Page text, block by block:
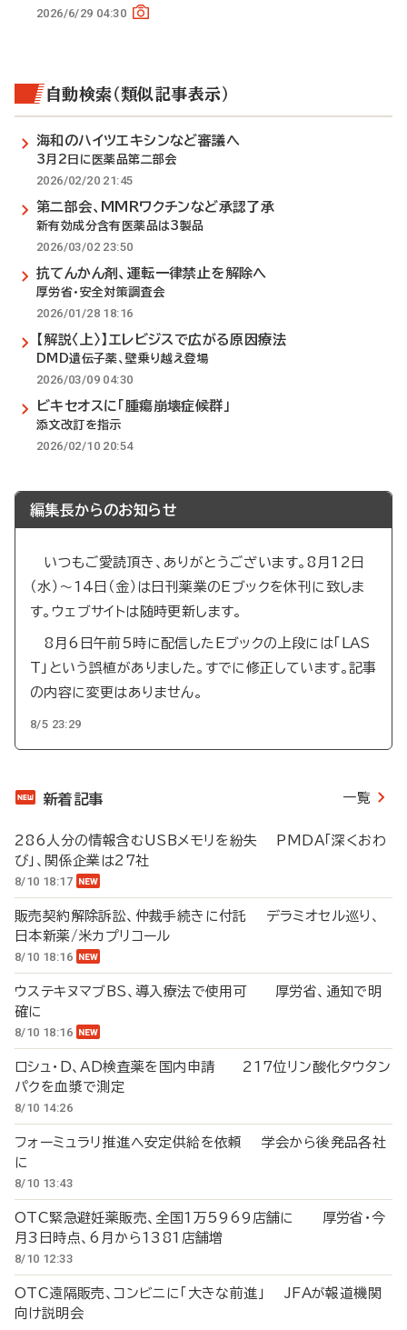
2026/6/29 04:30
自動検索（類似記事表示）
海和のハイツエキシンなど審議へ
3月2日に医薬品第二部会
2026/02/20 21:45
第二部会、MMRワクチンなど承認了承
新有効成分含有医薬品は3製品
2026/03/02 23:50
抗てんかん剤、運転一律禁止を解除へ
厚労省・安全対策調査会
2026/01/28 18:16
【解説〈上〉】エレビジスで広がる原因療法
DMD遺伝子薬、壁乗り越え登場
2026/03/09 04:30
ビキセオスに「腫瘍崩壊症候群」
添文改訂を指示
2026/02/10 20:54
編集長からのお知らせ
いつもご愛読頂き、ありがとうございます。8月12日
（水）～14日（金）は日刊薬業のEブックを休刊に致しま
す。ウェブサイトは随時更新します。
8月6日午前5時に配信したEブックの上段には「LAS
T」という誤植がありました。すでに修正しています。記事
の内容に変更はありません。
8/5 23:29
新着記事 一覧
286人分の情報含むUSBメモリを紛失 PMDA「深くおわ
び」、関係企業は27社
8/10 18:17
販売契約解除訴訟、仲裁手続きに付託 デラミオセル巡り、
日本新薬/米カプリコール
8/10 18:16
ウステキヌマブBS、導入療法で使用可 厚労省、通知で明
確に
8/10 18:16
ロシュ・D、AD検査薬を国内申請 217位リン酸化タウタン
パクを血漿で測定
8/10 14:26
フォーミュラリ推進へ安定供給を依頼 学会から後発品各社
に
8/10 13:43
OTC緊急避妊薬販売、全国1万5969店舗に 厚労省・今
月3日時点、6月から1381店舗増
8/10 12:33
OTC遠隔販売、コンビニに「大きな前進」 JFAが報道機関
向け説明会